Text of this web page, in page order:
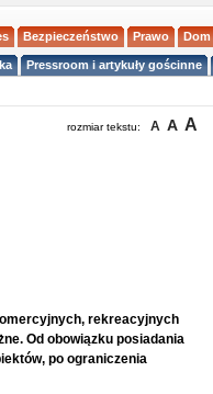
Bezpieczeństwo Prawo Dom
Pressroom i artykuły gościnne
rozmiar tekstu: A A A
rekreacyjnych
Od obowiązku posiadania
po ograniczenia